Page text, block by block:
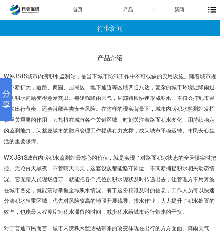
首页 产品 新闻
行业新闻
产品介绍
WX-JS1S城市内涝积水监测站 ，是当下城市防汛工作中不可或缺的实用设施。随着城市规
模不断扩大，道路、商圈、居民区、地下通道等区域四通八达，复杂的城市环境让降雨过
后的积水问题变得愈发突出。每逢强降雨天气，局部路段快速形成积水，不仅会打乱市民
日常出行节奏，还会潜藏各类安全风险。在这样的现实背景下，城市内涝积水监测站发挥
着至关重要的作用，它扎根在城市各个关键区域，时刻关注着路面积水变化，用持续稳定
的监测能力，为整座城市的防汛管理工作提供有力支撑，成为城市平稳运转、市民安心生
活的重要保障。
WX-JS1S城市内涝积水监测站最核心的价值，就是实现了对路面积水状态的全天候实时把
控。无论白天黑夜，不管晴天雨天，这套设施都能坚守岗位，不间断捕捉积水相关动态情
况。它无需人员现场值守，就能把各个点位的积水现状及时传递出去，让管理方不用奔波
在城市各处，就能清晰掌握全域积水情况。有了这份精准及时的信息，工作人员可以快速
分清积水轻重区域，优先对风险较高的地段开展疏导、排水作业，大大提升了积水处置的
效率，也能最大程度缩短积水滞留的时间，减少积水给城市运行带来的干扰。
对于普通市民而言，城市内涝积水监测站带来的改变体现在出行的方方面面。降雨天气